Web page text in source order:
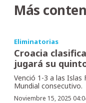
Más
Eliminatorias
Croacia
jugará su
Venció 1-3 a las
Mundial consecutivo.
Noviembre 15, 2025